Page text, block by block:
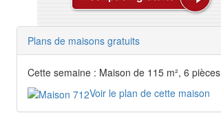
Plans de maisons gratuits
Cette semaine : Maison de 115 m², 6 pièces
Voir le plan de cette maison